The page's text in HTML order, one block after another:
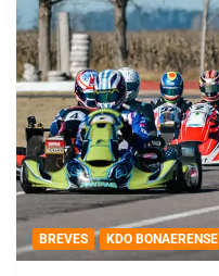
BREVES KDO BONAERENSE